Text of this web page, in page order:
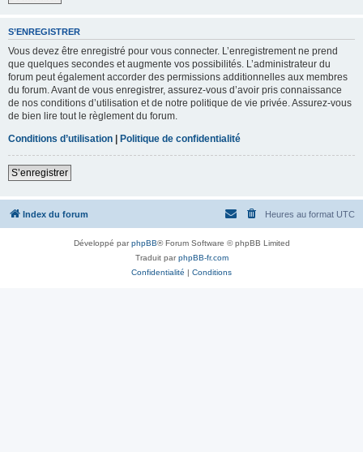
S’ENREGISTRER
Vous devez être enregistré pour vous connecter. L’enregistrement ne prend
que quelques secondes et augmente vos possibilités. L’administrateur du
forum peut également accorder des permissions additionnelles aux membres
du forum. Avant de vous enregistrer, assurez-vous d’avoir pris connaissance
de nos conditions d’utilisation et de notre politique de vie privée. Assurez-vous
de bien lire tout le règlement du forum.
Conditions d’utilisation | Politique de confidentialité
S’enregistrer
Index du forum Heures au format UTC
Développé parphpBB® Forum Software © phpBB Limited
Traduit parphpBB-fr.com
Confidentialité | Conditions